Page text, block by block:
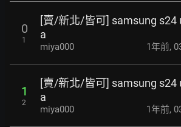
0
1
[賣/新北/皆可] samsung s24
a
miya000 1年前,
1
2
[賣/新北/皆可] samsung s24
a
miya000 1年前,